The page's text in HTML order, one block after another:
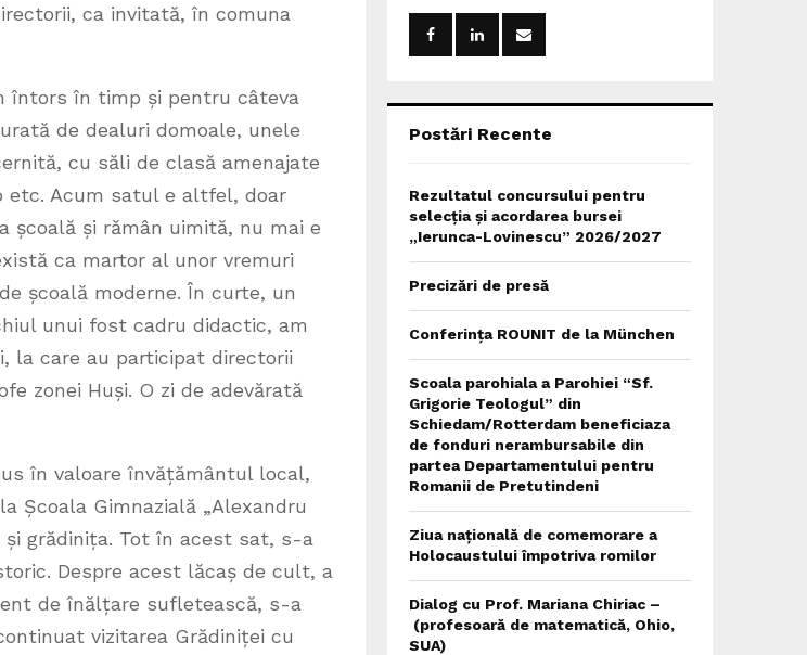
ca invitată, în comuna
întors în timp și pentru câteva
de dealuri domoale, unele
cu săli de clasă amenajate
etc. Acum satul e altfel, doar
școală și rămân uimită, nu mai e
ca martor al unor vremuri
școală moderne. În curte, un
unui fost cadru didactic, am
la care au participat directorii
zonei Huși. O zi de adevărată
în valoare învățământul local,
Școala Gimnazială „Alexandru
grădinița. Tot în acest sat, s-a
Despre acest lăcaș de cult, a
de înălțare sufletească, s-a
vizitarea Grădiniței cu
o
:
Postări Recente
Rezultatul concursului pentru
selecția și acordarea bursei
„Ierunca-Lovinescu” 2026/2027
Precizări de presă
Conferința ROUNIT de la München
Scoala parohiala a Parohiei “Sf.
Grigorie Teologul” din
Schiedam/Rotterdam beneficiaza
de fonduri nerambursabile din
partea Departamentului pentru
Romanii de Pretutindeni
Ziua națională de comemorare a
Holocaustului împotriva romilor
Dialog cu Prof. Mariana Chiriac –
(profesoară de matematică, Ohio,
SUA)